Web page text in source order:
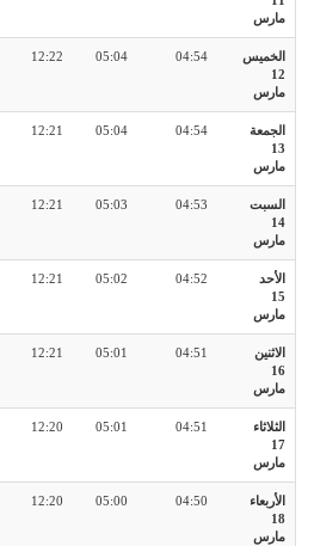
مارس
الخميس
12
مارس
04:54
05:04
12:22
الجمعة
13
مارس
04:54
05:04
12:21
السبت
14
مارس
04:53
05:03
12:21
الأحد
15
مارس
04:52
05:02
12:21
الاثنين
16
مارس
04:51
05:01
12:21
الثلاثاء
17
مارس
04:51
05:01
12:20
الأربعاء
18
مارس
04:50
05:00
12:20